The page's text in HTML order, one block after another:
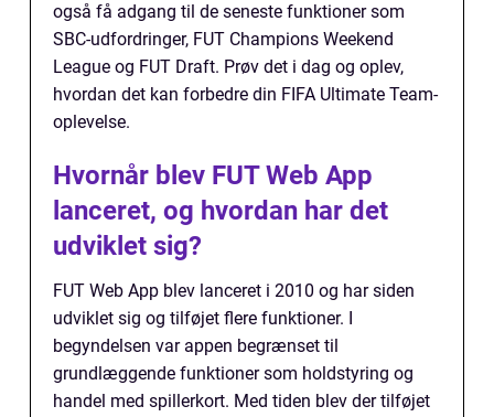
også få adgang til de seneste funktioner som
SBC-udfordringer, FUT Champions Weekend
League og FUT Draft. Prøv det i dag og oplev,
hvordan det kan forbedre din FIFA Ultimate Team-
oplevelse.
Hvornår blev FUT Web App
lanceret, og hvordan har det
udviklet sig?
FUT Web App blev lanceret i 2010 og har siden
udviklet sig og tilføjet flere funktioner. I
begyndelsen var appen begrænset til
grundlæggende funktioner som holdstyring og
handel med spillerkort. Med tiden blev der tilføjet